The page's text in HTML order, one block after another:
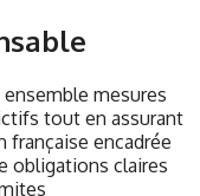
mesures
tout en assurant
française encadrée
obligations claires